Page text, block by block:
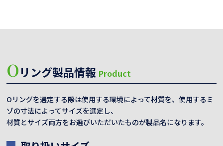
Oリング製品情報 Product
Oリングを選定する際は使用する環境によって材質を、使用するミ
ゾの寸法によってサイズを選定し、
材質とサイズ両方をお選びいただいたものが製品名になります。